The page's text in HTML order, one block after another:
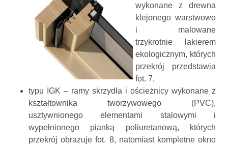
wykonane z drewna
klejonego warstwowo
i malowane
trzykrotnie lakierem
ekologicznym, których
przekrój przedstawia
fot. 7,
typu IGK – ramy skrzydła i ościeżnicy wykonane z
kształtownika tworzywowego (PVC),
usztywnionego elementami stalowymi i
wypełnionego pianką poliuretanową, których
przekrój obrazuje fot. 8, natomiast kompletne okno